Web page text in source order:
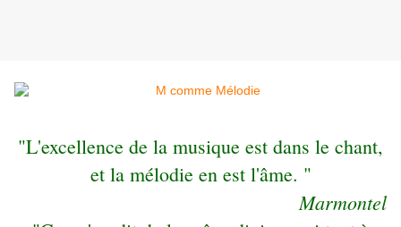
"L'excellence de la musique est dans le chant,
et la mélodie en est l'âme. "
Marmontel